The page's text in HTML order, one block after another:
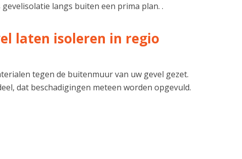
langs buiten een prima plan. .
laten isoleren in regio
tegen de buitenmuur van uw gevel gezet.
dat beschadigingen meteen worden opgevuld.